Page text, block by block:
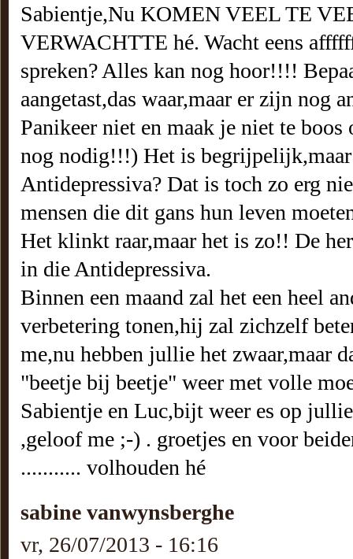
Sabientje,Nu KOMEN VEEL TE
VERWACHTTE hé. Wacht eens
spreken? Alles kan nog hoor!!!!
aangetast,das waar,maar er zijn nog
Panikeer niet en maak je niet te
nog nodig!!!) Het is
Antidepressiva? Dat is toch zo erg
mensen die dit gans hun leven
Het klinkt raar,maar het is zo!! De
in die Antidepressiva.
Binnen een maand zal het een heel
verbetering tonen,hij zal zichzelf
me,nu hebben jullie het zwaar,maar
"beetje bij beetje" weer met volle
Sabientje en Luc,bijt weer es op
,geloof me ;-) . groetjes en voor
........... volhouden hé
sabine vanwynsberghe
vr, 26/07/2013 - 16:16